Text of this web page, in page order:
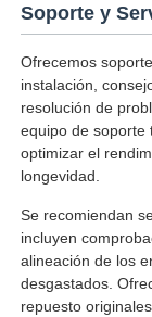
Soporte y
Ofrecemos
instalación,
resolución de
equipo de soporte
optimizar el
longevidad.
Se recomiendan
incluyen
alineación de los
desgastados.
repuesto